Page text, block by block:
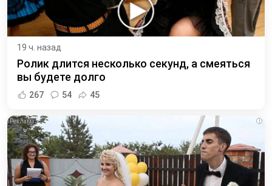
19 ч. назад
Ролик длится несколько секунд, а смеяться
вы будете долго
267 54 45
i